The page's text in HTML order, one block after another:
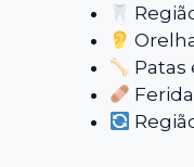
Patas